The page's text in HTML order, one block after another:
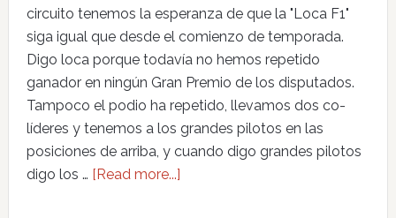
circuito tenemos la esperanza de que la "Loca F1"
siga igual que desde el comienzo de temporada.
Digo loca porque todavía no hemos repetido
ganador en ningún Gran Premio de los disputados.
Tampoco el podio ha repetido, llevamos dos co-
líderes y tenemos a los grandes pilotos en las
posiciones de arriba, y cuando digo grandes pilotos
digo los … [Read more...]